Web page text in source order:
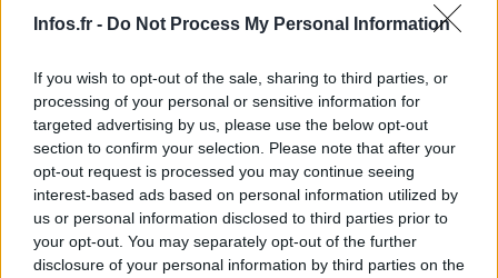
Infos.fr - Do Not Process My Personal Information
If you wish to opt-out of the sale, sharing to third parties, or
processing of your personal or sensitive information for
targeted advertising by us, please use the below opt-out
section to confirm your selection. Please note that after your
opt-out request is processed you may continue seeing
interest-based ads based on personal information utilized by
us or personal information disclosed to third parties prior to
your opt-out. You may separately opt-out of the further
disclosure of your personal information by third parties on the